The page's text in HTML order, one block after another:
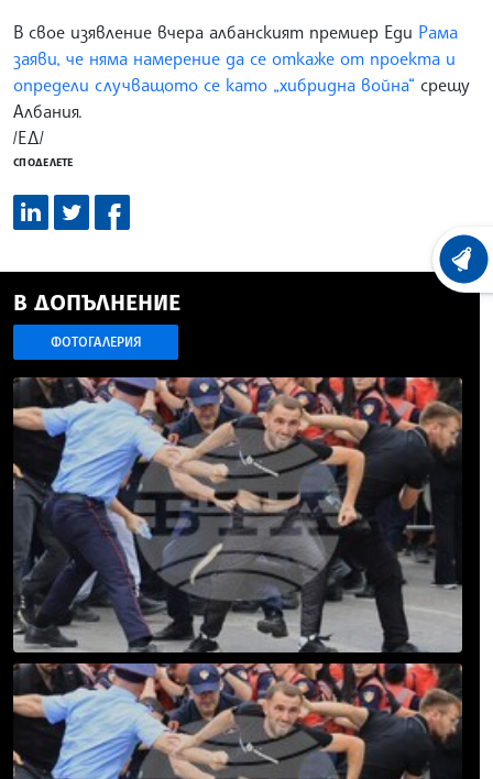
В свое изявление вчера албанският премиер Еди Рама
заяви, че няма намерение да се откаже от проекта и
определи случващото се като „хибридна война“ срещу
Албания.
/ЕД/
СПОДЕЛЕТЕ
В ДОПЪЛНЕНИЕ
ФОТОГАЛЕРИЯ